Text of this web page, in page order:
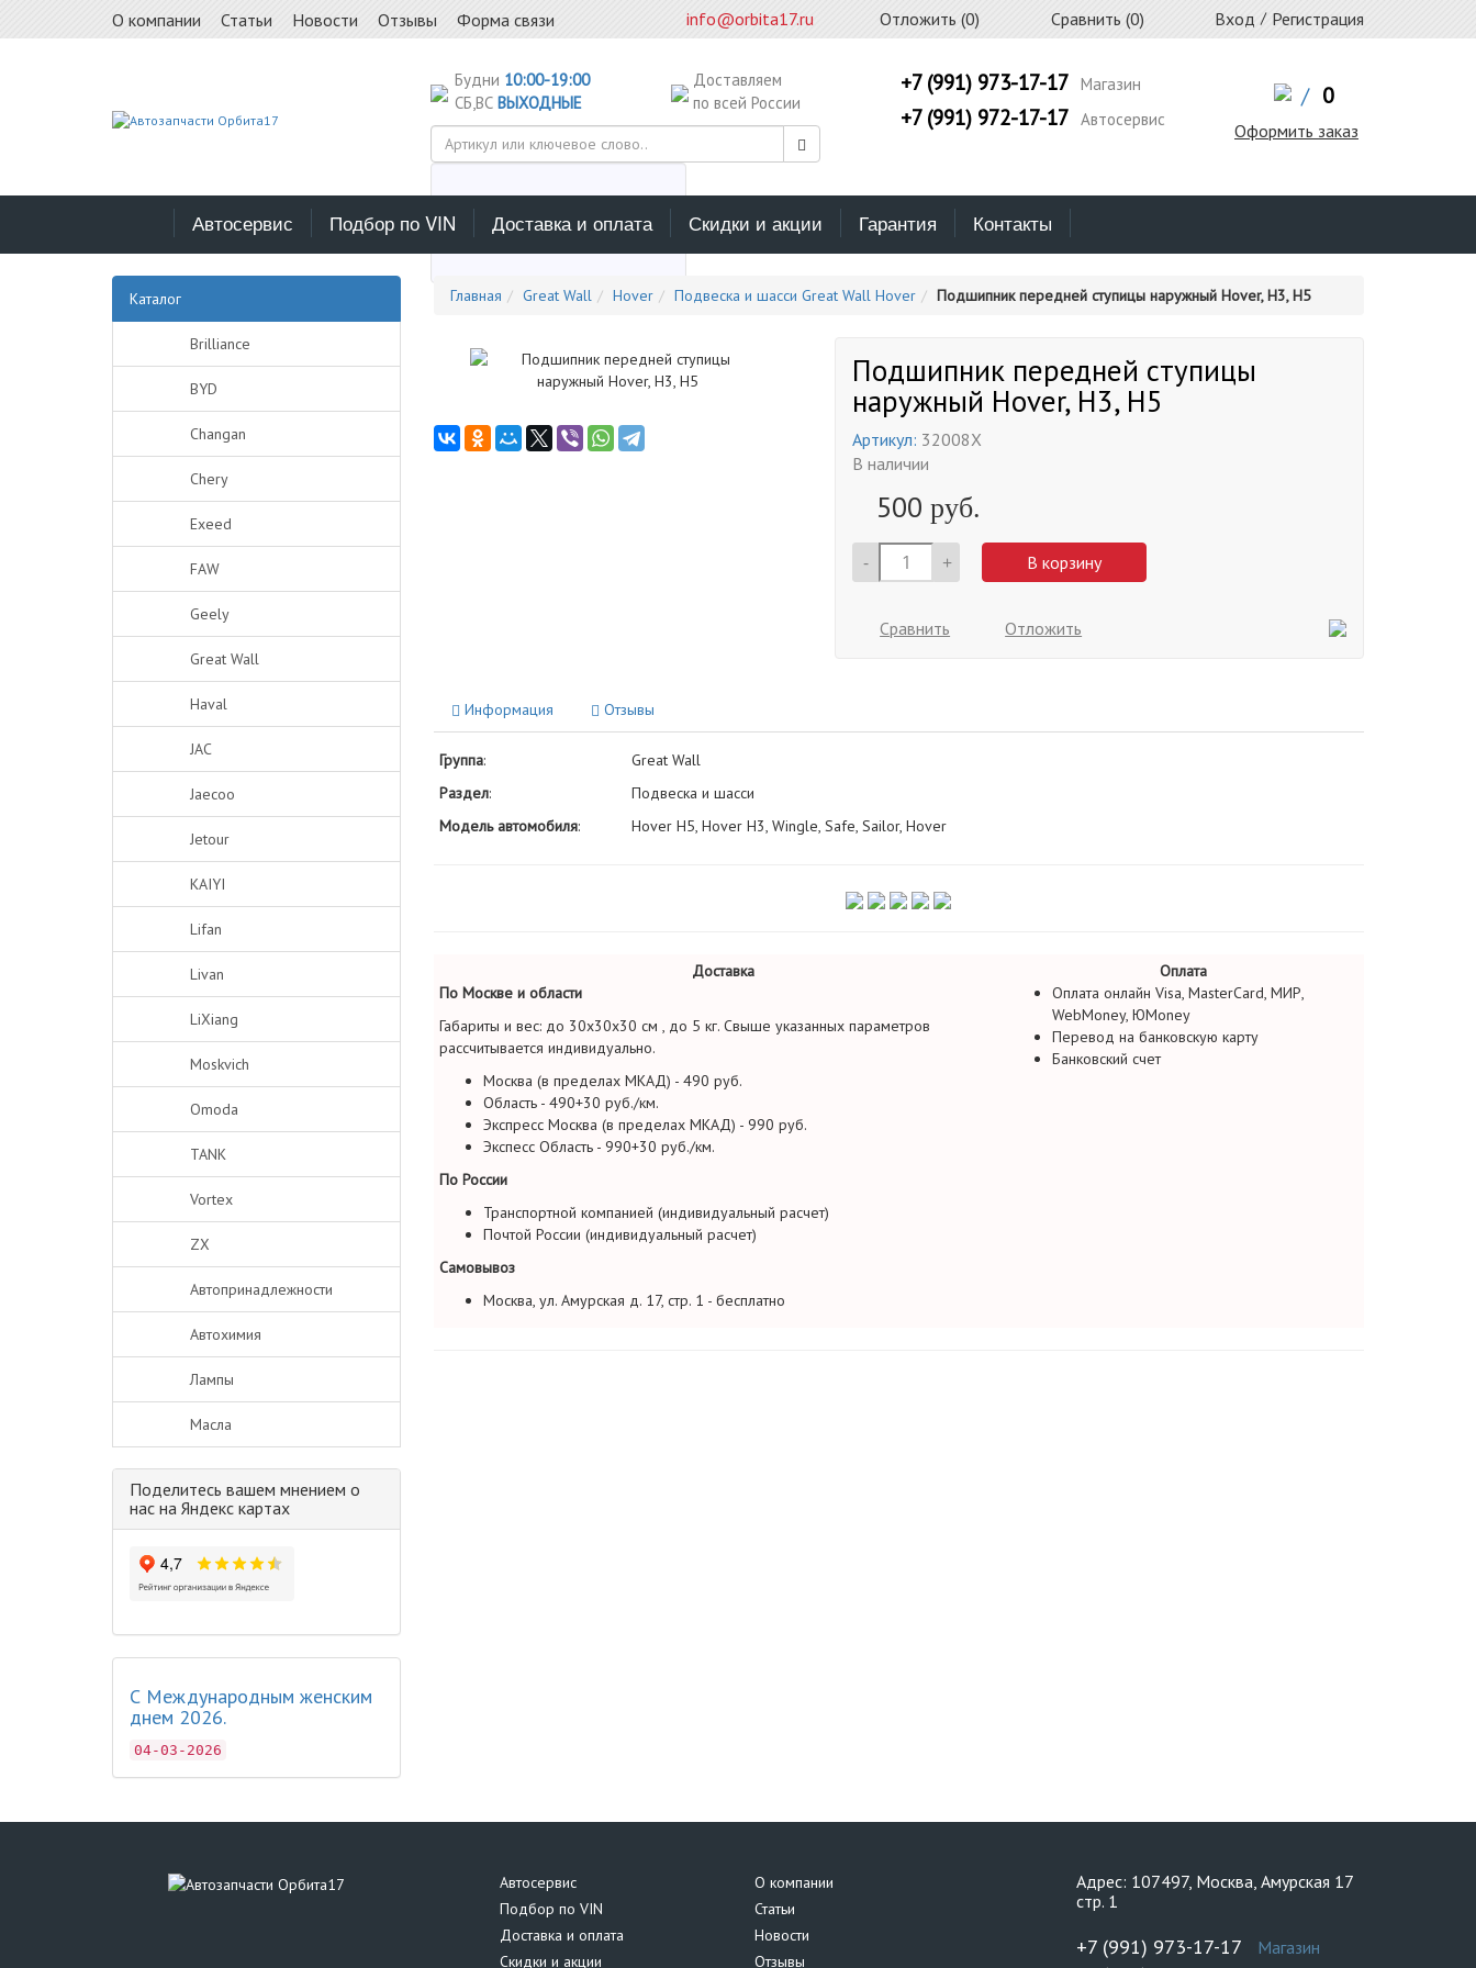
О компании Статьи Новости Отзывы Форма связи info@orbita17.ru Отложить (0) Сравнить (0) Вход / Регистрация
Будни 10:00-19:00
СБ,ВС ВЫХОДНЫЕ
Доставляем
по всей России
Выберите каталог поиска
+7 (991) 973-17-17 Магазин
+7 (991) 972-17-17 Автосервис
/ 0
Оформить заказ
Автосервис Подбор по VIN Доставка и оплата Скидки и акции Гарантия Контакты
Каталог
Brilliance
BYD
Changan
Chery
Exeed
FAW
Geely
Great Wall
Haval
JAC
Jaecoo
Jetour
KAIYI
Lifan
Livan
LiXiang
Moskvich
Omoda
TANK
Vortex
ZX
Автопринадлежности
Автохимия
Лампы
Масла
Поделитесь вашем мнением о
нас на Яндекс картах
С Международным женским
днем 2026.
04-03-2026
Главная Great Wall Hover Подвеска и шасси Great Wall Hover Подшипник передней ступицы наружный Hover, H3, H5
Подшипник передней ступицы
наружный Hover, H3, H5
Артикул: 32008X
В наличии
500 руб.
- + В корзину
Сравнить Отложить
Информация Отзывы
Группа:
Great Wall
Раздел:
Подвеска и шасси
Модель автомобиля: Hover H5, Hover H3, Wingle, Safe, Sailor, Hover
Доставка
Оплата
По Москве и области
Габариты и вес: до 30х30х30 см , до 5 кг. Свыше указанных параметров
рассчитывается индивидуально.
Москва (в пределах МКАД) - 490 руб.
Область - 490+30 руб./км.
Экспресс Москва (в пределах МКАД) - 990 руб.
Экспесс Область - 990+30 руб./км.
По России
Транспортной компанией (индивидуальный расчет)
Почтой России (индивидуальный расчет)
Самовывоз
Москва, ул. Амурская д. 17, стр. 1 - бесплатно
Оплата онлайн Visa, MasterCard, МИР,
WebMoney, ЮMoney
Перевод на банковскую карту
Банковский счет
Автосервис
Подбор по VIN
Доставка и оплата
Скидки и акции
О компании
Статьи
Новости
Отзывы
Адрес: 107497, Москва, Амурская 17
стр. 1
+7 (991) 973-17-17 Магазин